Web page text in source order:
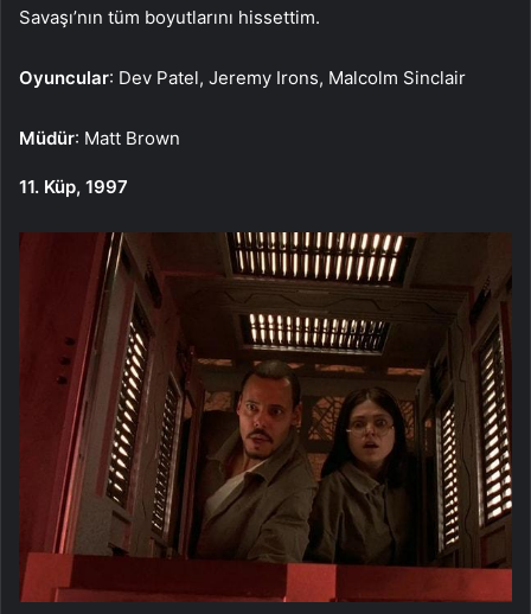
Savaşı’nın tüm boyutlarını hissettim.
Oyuncular: Dev Patel, Jeremy Irons, Malcolm Sinclair
Müdür: Matt Brown
11. Küp, 1997